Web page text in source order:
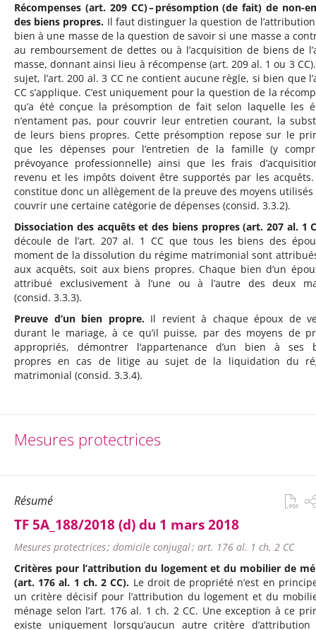
Récompenses (art. 209 CC) – présomption (de fait) de non-
des biens propres. Il faut distinguer la question de l’attribution
bien à une masse de la question de savoir si une masse a
au remboursement de dettes ou à l’acquisition de biens de
masse, donnant ainsi lieu à récompense (art. 209 al. 1 ou 3
sujet, l’art. 200 al. 3 CC ne contient aucune règle, si bien que
CC s’applique. C’est uniquement pour la question de la
qu’a été conçue la présomption de fait selon laquelle les
n’entament pas, pour couvrir leur entretien courant, la
de leurs biens propres. Cette présomption repose sur le
que les dépenses pour l’entretien de la famille (y
prévoyance professionnelle) ainsi que les frais
revenu et les impôts doivent être supportés par les acquêts.
constitue donc un allègement de la preuve des moyens
couvrir une certaine catégorie de dépenses (consid. 3.3.2).
Dissociation des acquêts et des biens propres (art. 207 al. 1
découle de l’art. 207 al. 1 CC que tous les biens des
moment de la dissolution du régime matrimonial sont
aux acquêts, soit aux biens propres. Chaque bien d’un
attribué exclusivement à l’une ou à l’autre des deux
(consid. 3.3.3).
Preuve d’un bien propre.Il revient à chaque époux de
durant le mariage, à ce qu’il puisse, par des moyens de
appropriés, démontrer l’appartenance d’un bien à ses
propres en cas de litige au sujet de la liquidation du
matrimonial (consid. 3.3.4).
Mesures protectrices
Résumé
TF 5A_188/2018 (d) du 1 mars 2018
Mesures protectrices ; domicile conjugal ; art. 176 al. 1 ch. 2 CC
Critères pour l’attribution du logement et du mobilier de
(art. 176 al. 1 ch. 2 CC). Le droit de propriété n’est en
un critère décisif pour l’attribution du logement et du
ménage selon l’art. 176 al. 1 ch. 2 CC. Une exception à ce
existe uniquement lorsqu’aucun autre critère d’attribution